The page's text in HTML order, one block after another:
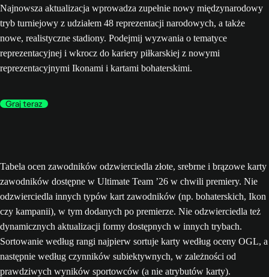
Najnowsza aktualizacja wprowadza zupełnie nowy międzynarodowy
tryb turniejowy z udziałem 48 reprezentacji narodowych, a także
nowe, realistyczne stadiony. Podejmij wyzwania o tematyce
reprezentacyjnej i wkrocz do kariery piłkarskiej z nowymi
reprezentacyjnymi Ikonami i kartami bohaterskimi.
Graj teraz
Tabela ocen zawodników odzwierciedla złote, srebrne i brązowe karty
zawodników dostępne w Ultimate Team ’26 w chwili premiery. Nie
odzwierciedla innych typów kart zawodników (np. bohaterskich, Ikon
czy kampanii), w tym dodanych po premierze. Nie odzwierciedla też
dynamicznych aktualizacji formy dostępnych w innych trybach.
Sortowanie według rangi najpierw sortuje karty według oceny OGL, a
następnie według czynników subiektywnych, w zależności od
prawdziwych wyników sportowców (a nie atrybutów karty).